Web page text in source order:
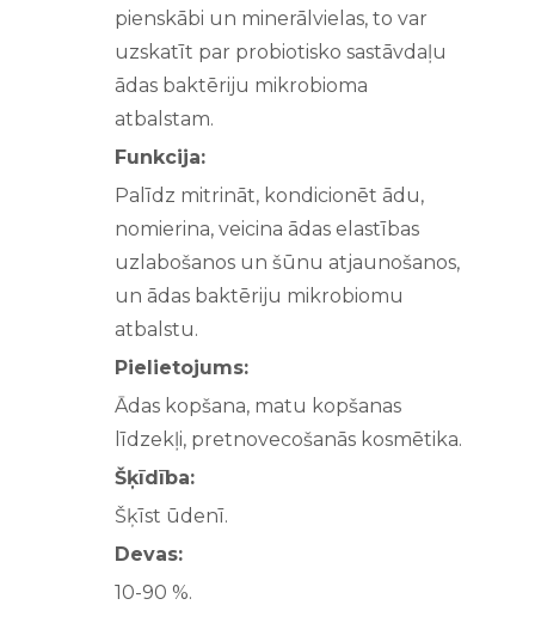
pienskābi un minerālvielas, to var
uzskatīt par probiotisko sastāvdaļu
ādas baktēriju mikrobioma
atbalstam.
Funkcija:
Palīdz mitrināt, kondicionēt ādu,
nomierina, veicina ādas elastības
uzlabošanos un šūnu atjaunošanos,
un ādas baktēriju mikrobiomu
atbalstu.
Pielietojums:
Ādas kopšana, matu kopšanas
līdzekļi, pretnovecošanās kosmētika.
Šķīdība:
Šķīst ūdenī.
Devas:
10-90 %.